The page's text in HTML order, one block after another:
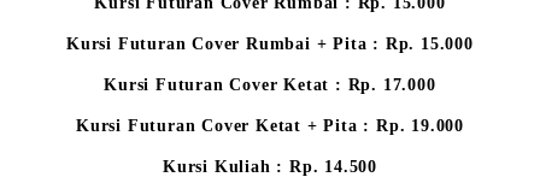
Kursi Futuran Cover Rumbai + Pita : Rp. 15.000
Kursi Futuran Cover Ketat : Rp. 17.000
Kursi Futuran Cover Ketat + Pita : Rp. 19.000
Kursi Kuliah : Rp. 14.500